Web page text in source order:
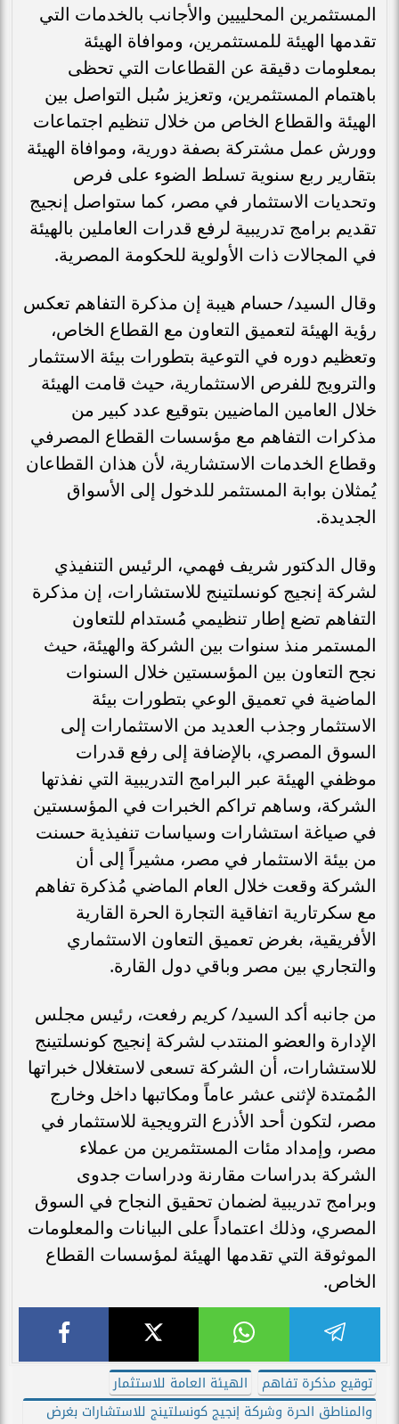
المستثمرين المحلييين والأجانب بالخدمات التي
تقدمها الهيئة للمستثمرين، وموافاة الهيئة
بمعلومات دقيقة عن القطاعات التي تحظى
باهتمام المستثمرين، وتعزيز سُبل التواصل بين
الهيئة والقطاع الخاص من خلال تنظيم اجتماعات
وورش عمل مشتركة بصفة دورية، وموافاة الهيئة
بتقارير ربع سنوية تسلط الضوء على فرص
وتحديات الاستثمار في مصر، كما ستواصل إنجيج
تقديم برامج تدريبية لرفع قدرات العاملين بالهيئة
في المجالات ذات الأولوية للحكومة المصرية.
وقال السيد/ حسام هيبة إن مذكرة التفاهم تعكس
رؤية الهيئة لتعميق التعاون مع القطاع الخاص،
وتعظيم دوره في التوعية بتطورات بيئة الاستثمار
والترويج للفرص الاستثمارية، حيث قامت الهيئة
خلال العامين الماضيين بتوقيع عدد كبير من
مذكرات التفاهم مع مؤسسات القطاع المصرفي
وقطاع الخدمات الاستشارية، لأن هذان القطاعان
يُمثلان بوابة المستثمر للدخول إلى الأسواق
الجديدة.
وقال الدكتور شريف فهمي، الرئيس التنفيذي
لشركة إنجيج كونسلتينج للاستشارات، إن مذكرة
التفاهم تضع إطار تنظيمي مُستدام للتعاون
المستمر منذ سنوات بين الشركة والهيئة، حيث
نجح التعاون بين المؤسستين خلال السنوات
الماضية في تعميق الوعي بتطورات بيئة
الاستثمار وجذب العديد من الاستثمارات إلى
السوق المصري، بالإضافة إلى رفع قدرات
موظفي الهيئة عبر البرامج التدريبية التي نفذتها
الشركة، وساهم تراكم الخبرات في المؤسستين
في صياغة استشارات وسياسات تنفيذية حسنت
من بيئة الاستثمار في مصر، مشيراً إلى أن
الشركة وقعت خلال العام الماضي مُذكرة تفاهم
مع سكرتارية اتفاقية التجارة الحرة القارية
الأفريقية، بغرض تعميق التعاون الاستثماري
والتجاري بين مصر وباقي دول القارة.
من جانبه أكد السيد/ كريم رفعت، رئيس مجلس
الإدارة والعضو المنتدب لشركة إنجيج كونسلتينج
للاستشارات، أن الشركة تسعى لاستغلال خبراتها
المُمتدة لإثنى عشر عاماً ومكاتبها داخل وخارج
مصر، لتكون أحد الأذرع الترويجية للاستثمار في
مصر، وإمداد مئات المستثمرين من عملاء
الشركة بدراسات مقارنة ودراسات جدوى
وبرامج تدريبية لضمان تحقيق النجاح في السوق
المصري، وذلك اعتماداً على البيانات والمعلومات
الموثوقة التي تقدمها الهيئة لمؤسسات القطاع
الخاص.
توقيع مذكرة تفاهم
الهيئة العامة للاستثمار
والمناطق الحرة وشركة إنجيج كونسلتينج للاستشارات بغرض